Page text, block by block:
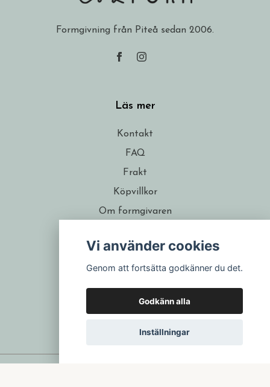
Formgivning från Piteå sedan 2006.
Läs mer
Kontakt
FAQ
Frakt
Köpvillkor
Om formgivaren
Presentkort
Vi använder cookies
Genom att fortsätta godkänner du det.
Godkänn alla
Inställningar